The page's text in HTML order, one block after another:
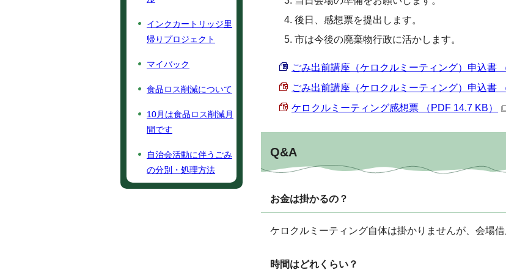
後日、感想票を提出します。
市は今後の廃棄物行政に活かします。
ごみ出前講座（ケロクルミーティング）申込書
ごみ出前講座（ケロクルミーティング）申込書
ケロクルミーティング感想票 （PDF 14.7 KB）
Q&A
お金は掛かるの？
ケロクルミーティング自体は掛かりませんが、会場借
時間はどれくらい？
インクカートリッジ里
帰りプロジェクト
マイバック
食品ロス削減について
10月は食品ロス削減月
間です
自治会活動に伴うごみ
の分別・処理方法